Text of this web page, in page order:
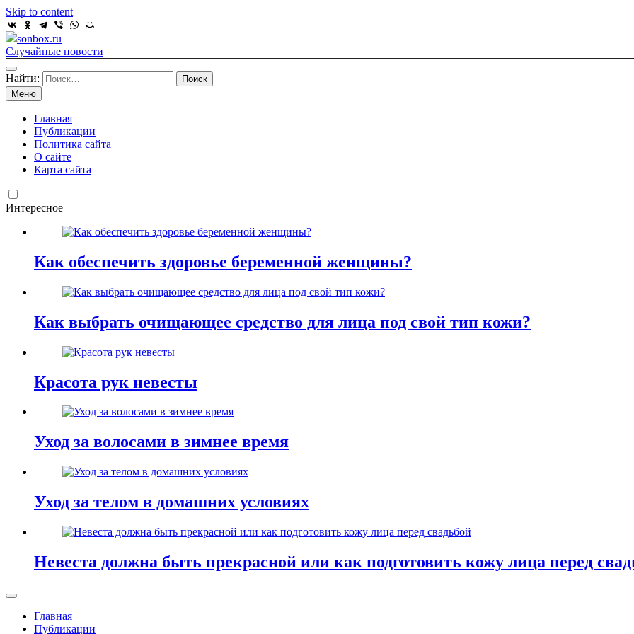
Skip to content
sonbox.ru
Случайные новости
Найти:
Меню
Главная
Публикации
Политика сайта
О сайте
Карта сайта
Интересное
Как обеспечить здоровье беременной женщины?
Как выбрать очищающее средство для лица под свой тип кожи?
Красота рук невесты
Уход за волосами в зимнее время
Уход за телом в домашних условиях
Невеста должна быть прекрасной или как подготовить кожу лица перед
Главная
Публикации